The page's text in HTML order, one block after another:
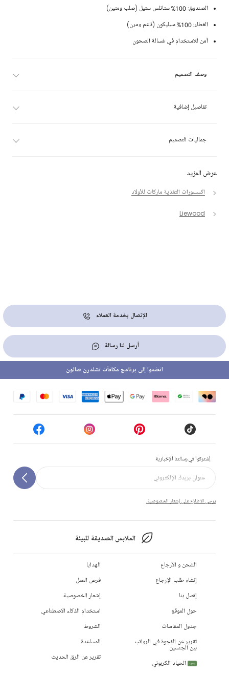
عرض المزيد
اكسسورات التغذية ماركات للأولاد
Liewood
الصندوق: 100% ستانلس ستيل (صلب ومتين)
الغطاء: 100% سيليكون (ناعم ومرن)
آمن للاستخدام في غسالة الصحون
وصف التصميم
تفاصيل إضافية
جماليات التصميم
الإتصال بخدمة العملاء
أرسل لنا رسالة
إشتركوا في رسالتنا الإخبارية
يرجى الاطلاع على إشعار الخصوصية.
الملابس الصديقة للبيئة
انضموا إلى برنامج مكافآت تشلدرن صالون
الشحن و الأرجاع
إنشاء طلب الإرجاع
إتصل بنا
حول الموقع
جدول المقاسات
تقرير عن الفجوة في الرواتب
بين الجنسين
جديد
الحياد الكربوني
الهدايا
فرص العمل
إشعار الخصوصية
استخدام الذكاء الاصطناعي
الشروط
المساعدة
تقرير عن الرق الحديث